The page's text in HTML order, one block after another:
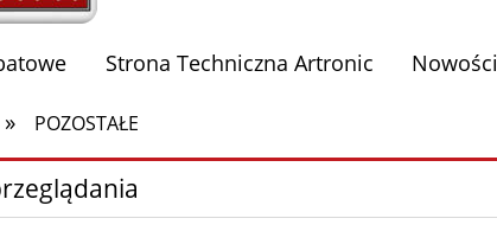
Strona Techniczna Artronic Nowości
» POZOSTAŁE